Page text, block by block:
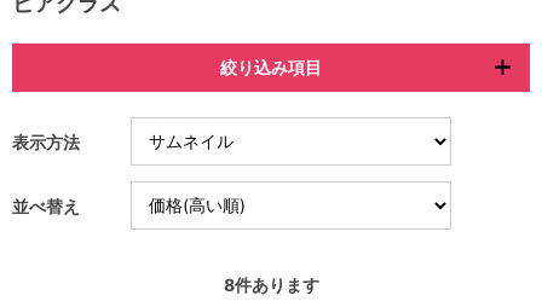
絞り込み項目
表示方法
並べ替え
8件あります